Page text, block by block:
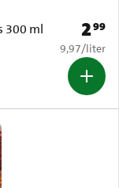
300 ml Prijs:
299
€ 9,97 per
9,97/liter